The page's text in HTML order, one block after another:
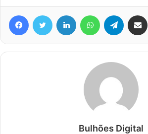
FacebookTwitter Linkedin WhatsAppTelegram
Bulhões Digital